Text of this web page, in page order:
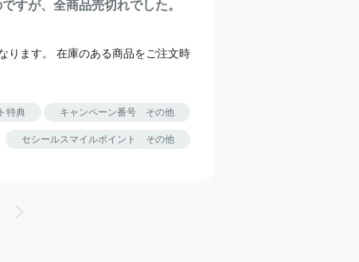
すが、全商品売切れでした。
ります。 在庫のある商品をご注文時
特典 キャンペーン番号 その他
セシールスマイルポイント その他